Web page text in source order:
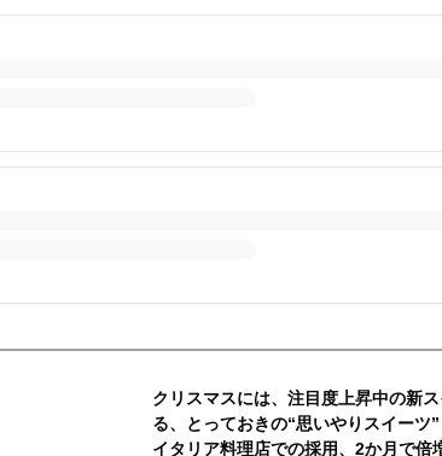
クリスマスには、注目度上昇中の新
る、とっておきの“思いやりスイーツ
イタリア料理店での採用、2か月で倍